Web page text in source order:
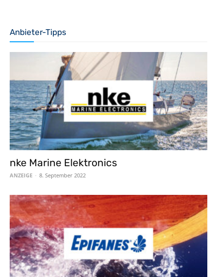
Anbieter-Tipps
nke Marine Elektronics
ANZEIGE - 8. September 2022